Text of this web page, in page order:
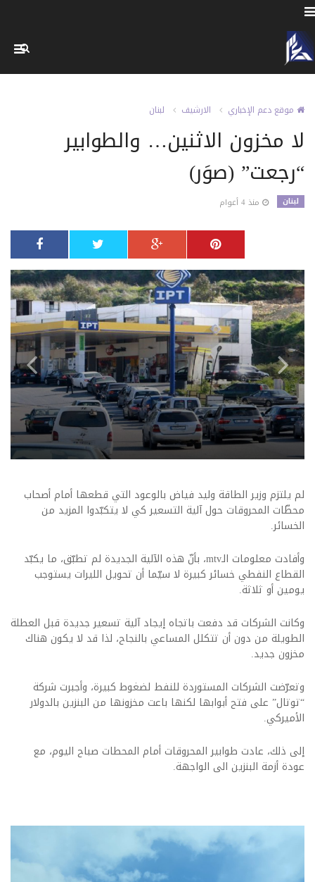
موقع دعم الإخباري الارشيف لبنان
لا مخزون الاثنين… والطوابير
“رجعت” (صوَر)
لبنان منذ 4 أعوام
لم يلتزم وزير الطاقة وليد فياض بالوعود التي قطعها أمام أصحاب
محطّات المحروقات حول آلية التسعير كي لا يتكبّدوا المزيد من
الخسائر.
وأفادت معلومات الـmtv، بأنّ هذه الآلية الجديدة لم تطبّق، ما يكبّد
القطاع النفطي خسائر كبيرة لا سيّما أن تحويل الليرات يستوجب
يومين أو ثلاثة.
وكانت الشركات قد دفعت باتجاه إيجاد آلية تسعير جديدة قبل العطلة
الطويلة من دون أن تتكلل المساعي بالنجاح، لذا قد لا يكون هناك
مخزون جديد.
وتعرّضت الشركات المستوردة للنفط لضغوط كبيرة، وأجبرت شركة
“توتال” على فتح أبوابها لكنها باعت مخزونها من البنزين بالدولار
الأميركي.
إلى ذلك، عادت طوابير المحروقات أمام المحطات صباح اليوم، مع
عودة أزمة البنزين الى الواجهة.